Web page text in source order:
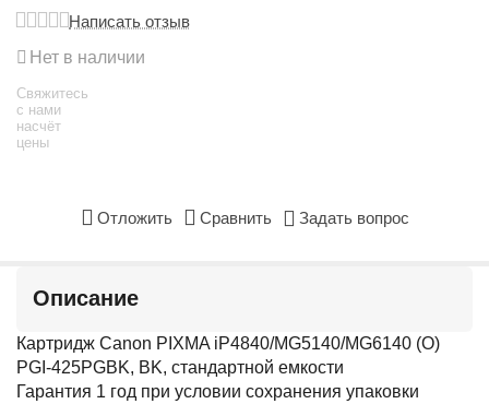
Написать отзыв
Нет в наличии
Свяжитесь
с нами
насчёт
цены
Отложить Сравнить Задать вопрос
Описание
Картридж Canon PIXMA iP4840/MG5140/MG6140 (O)
PGI-425PGBK, BK, стандартной емкости
Гарантия 1 год при условии сохранения упаковки